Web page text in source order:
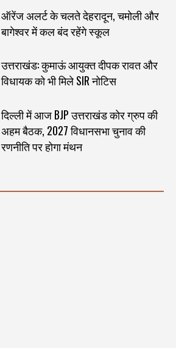
ऑरेंज अलर्ट के चलते देहरादून, चमोली और
बागेश्वर में कल बंद रहेंगे स्कूल
उत्तराखंड: कुमाऊं आयुक्त दीपक रावत और
विधायक को भी मिले SIR नोटिस
दिल्ली में आज BJP उत्तराखंड कोर ग्रुप की
अहम बैठक, 2027 विधानसभा चुनाव की
रणनीति पर होगा मंथन